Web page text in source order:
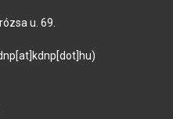
u. 69.